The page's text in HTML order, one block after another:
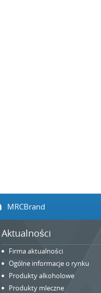
MRCBrand
Aktualności
Firma aktualności
Ogólne informacje o rynku
Produkty alkoholowe
Produkty mleczne